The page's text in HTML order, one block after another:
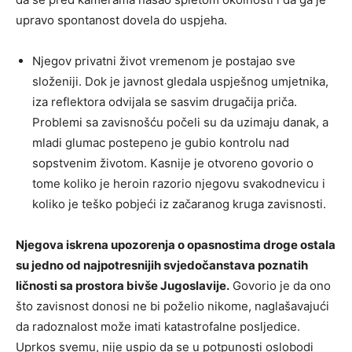
upravo spontanost dovela do uspjeha.
Njegov privatni život vremenom je postajao sve
složeniji. Dok je javnost gledala uspješnog umjetnika,
iza reflektora odvijala se sasvim drugačija priča.
Problemi sa zavisnošću počeli su da uzimaju danak, a
mladi glumac postepeno je gubio kontrolu nad
sopstvenim životom. Kasnije je otvoreno govorio o
tome koliko je heroin razorio njegovu svakodnevicu i
koliko je teško pobjeći iz začaranog kruga zavisnosti.
Njegova iskrena upozorenja o opasnostima droge ostala
su jedno od najpotresnijih svjedočanstava poznatih
ličnosti sa prostora bivše Jugoslavije. Govorio je da ono
što zavisnost donosi ne bi poželio nikome, naglašavajući
da radoznalost može imati katastrofalne posljedice.
Uprkos svemu, nije uspio da se u potpunosti oslobodi